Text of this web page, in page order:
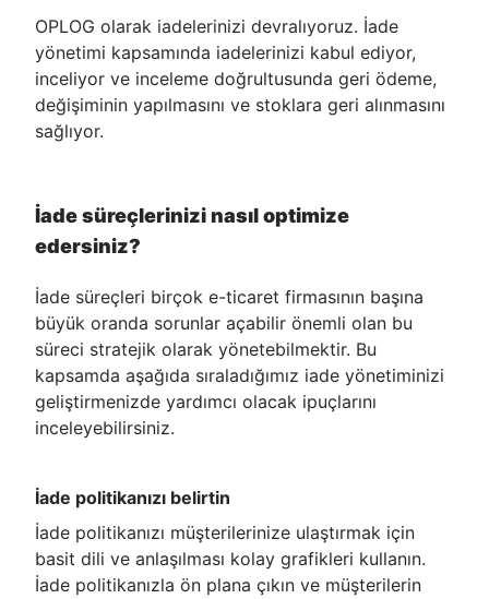
OPLOG olarak iadelerinizi devralıyoruz. İade
yönetimi kapsamında iadelerinizi kabul ediyor,
inceliyor ve inceleme doğrultusunda geri ödeme,
değişiminin yapılmasını ve stoklara geri alınmasını
sağlıyor.
İade süreçlerinizi nasıl optimize
edersiniz?
İade süreçleri birçok e-ticaret firmasının başına
büyük oranda sorunlar açabilir önemli olan bu
süreci stratejik olarak yönetebilmektir. Bu
kapsamda aşağıda sıraladığımız iade yönetiminizi
geliştirmenizde yardımcı olacak ipuçlarını
inceleyebilirsiniz.
İade politikanızı belirtin
İade politikanızı müşterilerinize ulaştırmak için
basit dili ve anlaşılması kolay grafikleri kullanın.
İade politikanızla ön plana çıkın ve müşterilerin